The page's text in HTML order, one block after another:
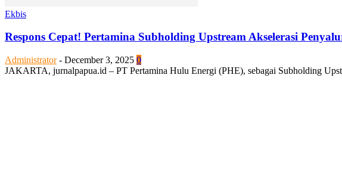
Ekbis
Respons Cepat! Pertamina Subholding Upstream Akselerasi
Administrator - December 3, 2025 0
JAKARTA, jurnalpapua.id – PT Pertamina Hulu Energi (PHE), sebagai Subholding